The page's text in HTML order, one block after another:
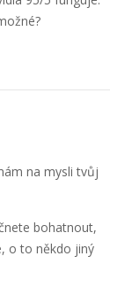
na mysli tvůj
bohatnout,
o to někdo jiný